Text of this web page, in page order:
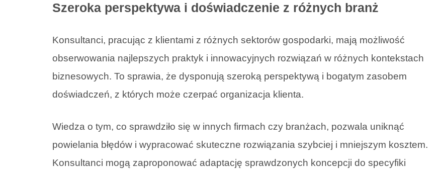
Szeroka perspektywa i doświadczenie z różnych branż
Konsultanci, pracując z klientami z różnych sektorów gospodarki, mają możliwość
obserwowania najlepszych praktyk i innowacyjnych rozwiązań w różnych kontekstach
biznesowych. To sprawia, że dysponują szeroką perspektywą i bogatym zasobem
doświadczeń, z których może czerpać organizacja klienta.
Wiedza o tym, co sprawdziło się w innych firmach czy branżach, pozwala uniknąć
powielania błędów i wypracować skuteczne rozwiązania szybciej i mniejszym kosztem.
Konsultanci mogą zaproponować adaptację sprawdzonych koncepcji do specyfiki